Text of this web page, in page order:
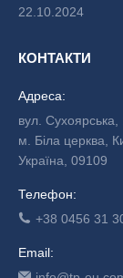
22.10.2024
КОНТАКТИ
Адреса:
вул. Сухоярська,
м. Біла церква,
Україна, 09109
Телефон:
+38 0456 31
Email: